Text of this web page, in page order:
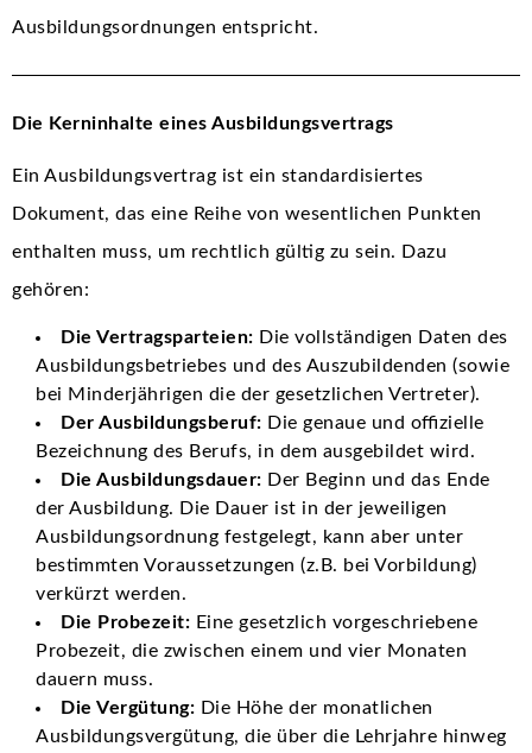
Ausbildungsordnungen entspricht.
Die Kerninhalte eines Ausbildungsvertrags
Ein Ausbildungsvertrag ist ein standardisiertes
Dokument, das eine Reihe von wesentlichen Punkten
enthalten muss, um rechtlich gültig zu sein. Dazu
gehören:
Die Vertragsparteien: Die vollständigen Daten des
Ausbildungsbetriebes und des Auszubildenden (sowie
bei Minderjährigen die der gesetzlichen Vertreter).
Der Ausbildungsberuf: Die genaue und offizielle
Bezeichnung des Berufs, in dem ausgebildet wird.
Die Ausbildungsdauer: Der Beginn und das Ende
der Ausbildung. Die Dauer ist in der jeweiligen
Ausbildungsordnung festgelegt, kann aber unter
bestimmten Voraussetzungen (z.B. bei Vorbildung)
verkürzt werden.
Die Probezeit: Eine gesetzlich vorgeschriebene
Probezeit, die zwischen einem und vier Monaten
dauern muss.
Die Vergütung: Die Höhe der monatlichen
Ausbildungsvergütung, die über die Lehrjahre hinweg